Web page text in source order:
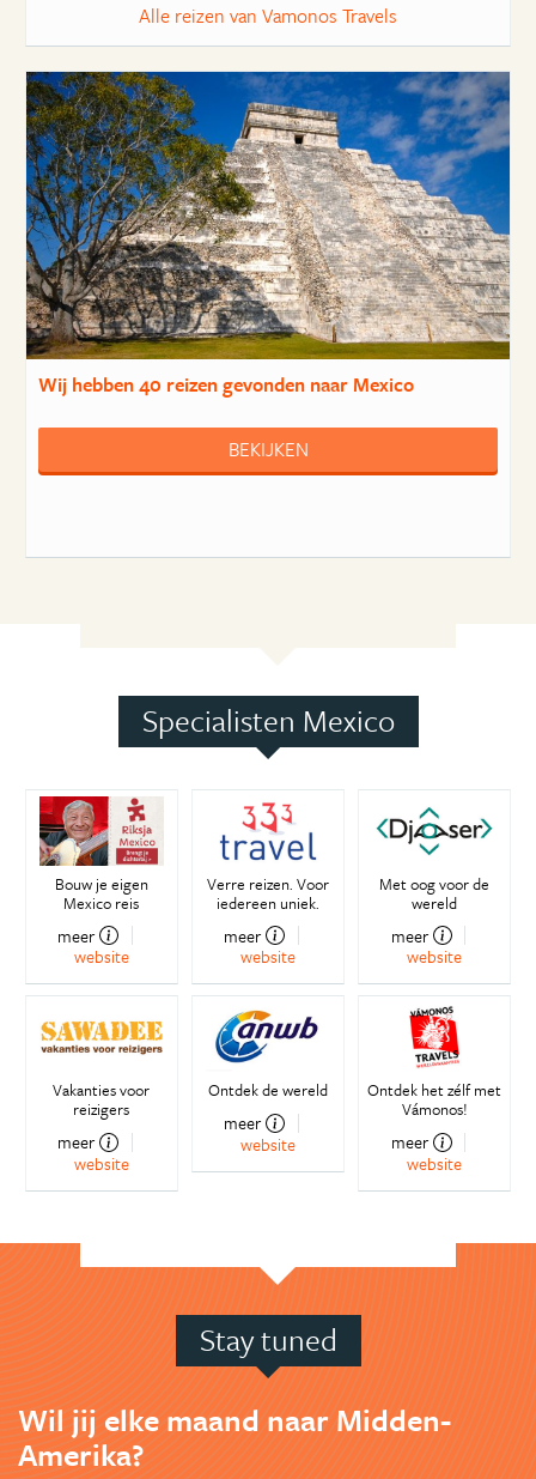
Alle reizen van Vamonos Travels
Wij hebben40 reizengevonden naar Mexico
BEKIJKEN
Specialisten Mexico
Bouw je eigen
Mexico reis
meer
website
Verre reizen. Voor
iedereen uniek.
meer
website
Met oog voor de
wereld
meer
website
Vakanties voor
reizigers
meer
website
Ontdek de wereld
meer
website
Ontdek het zélf met
Vámonos!
meer
website
Stay tuned
Wil jij elke maand naar Midden-
Amerika?